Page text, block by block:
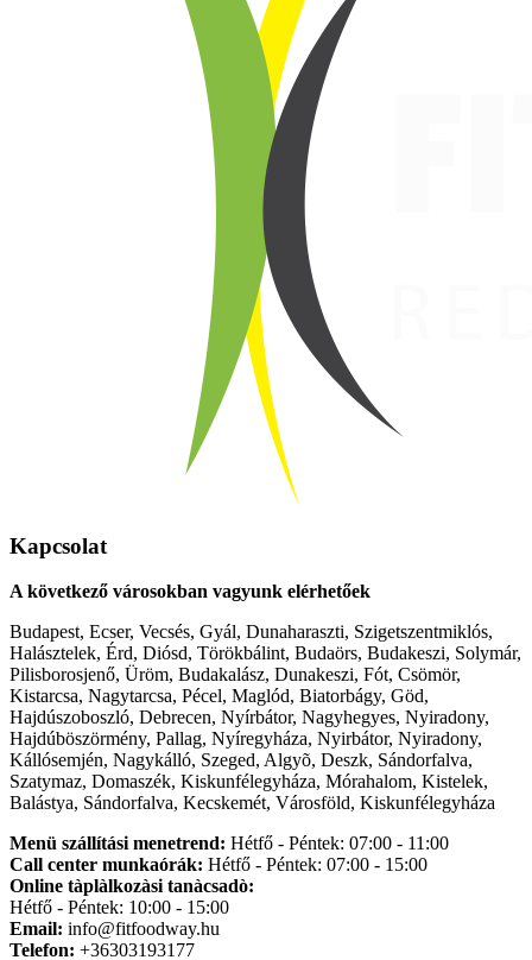
Kapcsolat
A következő városokban vagyunk elérhetőek
Budapest, Ecser, Vecsés, Gyál, Dunaharaszti, Szigetszentmiklós,
Halásztelek, Érd, Diósd, Törökbálint, Budaörs, Budakeszi, Solymár,
Pilisborosjenő, Üröm, Budakalász, Dunakeszi, Fót, Csömör,
Kistarcsa, Nagytarcsa, Pécel, Maglód, Biatorbágy, Göd,
Hajdúszoboszló, Debrecen, Nyírbátor, Nagyhegyes, Nyiradony,
Hajdúböszörmény, Pallag, Nyíregyháza, Nyirbátor, Nyiradony,
Kállósemjén, Nagykálló, Szeged, Algyõ, Deszk, Sándorfalva,
Szatymaz, Domaszék, Kiskunfélegyháza, Mórahalom, Kistelek,
Balástya, Sándorfalva, Kecskemét, Városföld, Kiskunfélegyháza
Menü szállítási menetrend: Hétfő - Péntek: 07:00 - 11:00
Call center munkaórák: Hétfő - Péntek: 07:00 - 15:00
Online tàplàlkozàsi tanàcsadò:
Hétfő - Péntek: 10:00 - 15:00
Email: info@fitfoodway.hu
Telefon: +36303193177